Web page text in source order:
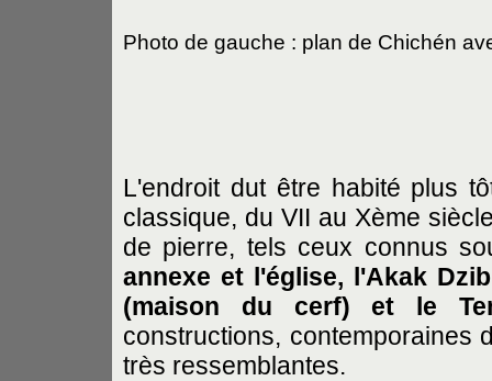
Photo de gauche : plan de Chichén
L'endroit dut être habité plus
classique, du VII au Xème
de pierre, tels ceux connus
annexe et l'église, l'Akak
(maison du cerf) et le
constructions, contemporaines
très ressemblantes.